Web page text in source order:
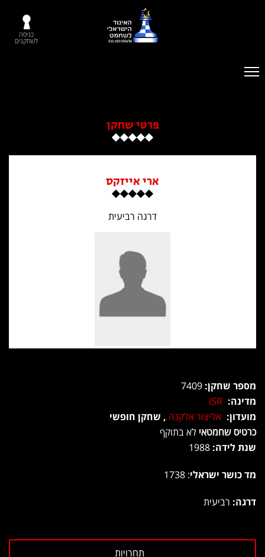
כניסה
לשחקנים
פרטי שחקן
ארי אייזקס
דרגה רביעית
מספר שחקן:
מדינה: ISR
מועדון: אליצור אלקנה , שחקן חופשי
כרטיס שחמטאי לא בתוקף
שנת לידה:
מד כושר ישראלי: 1738
דרגה: רביעית